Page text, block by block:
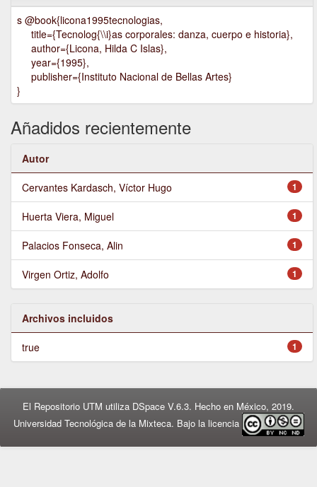
s @book{licona1995tecnologias,
title={Tecnolog{\\i}as corporales: danza, cuerpo e historia},
author={Licona, Hilda C Islas},
year={1995},
publisher={Instituto Nacional de Bellas Artes}
}
Añadidos recientemente
Autor
1
Cervantes Kardasch, Víctor Hugo
1
Huerta Viera, Miguel
1
Palacios Fonseca, Alin
1
Virgen Ortiz, Adolfo
Archivos incluidos
1
true
El Repositorio UTM utiliza DSpace V.6.3. Hecho en México, 2019.
Universidad Tecnológica de la Mixteca. Bajo la licencia